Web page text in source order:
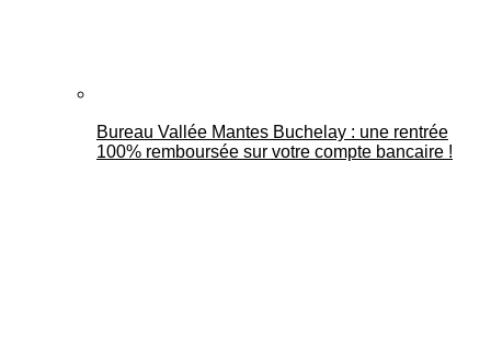
Bureau Vallée Mantes Buchelay : une rentrée
100% remboursée sur votre compte bancaire !